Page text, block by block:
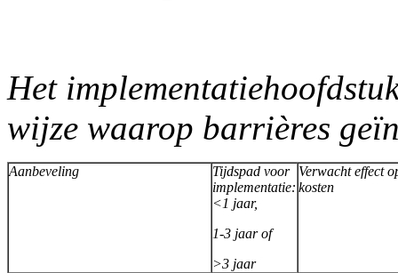
Het
wijze waarop barrières
Aanbeveling
Tijdspad voor
implementatie:
<1 jaar,
1-3 jaar of
>3 jaar
Verwacht effect
kosten